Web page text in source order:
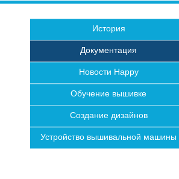
История
Документация
Новости Happy
Обучение вышивке
Создание дизайнов
Устройство вышивальной машины